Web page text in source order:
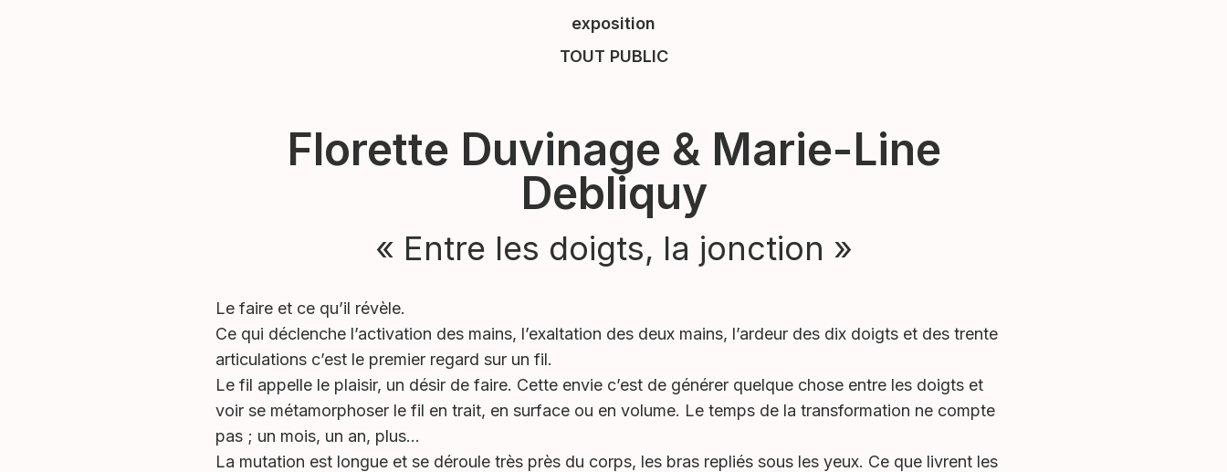
exposition
TOUT PUBLIC
Florette Duvinage & Marie-Line
Debliquy
« Entre les doigts, la jonction »
Le faire et ce qu’il révèle.
Ce qui déclenche l’activation des mains, l’exaltation des deux mains, l’ardeur des dix doigts et des trente
articulations c’est le premier regard sur un fil.
Le fil appelle le plaisir, un désir de faire. Cette envie c’est de générer quelque chose entre les doigts et
voir se métamorphoser le fil en trait, en surface ou en volume. Le temps de la transformation ne compte
pas ; un mois, un an, plus…
La mutation est longue et se déroule très près du corps, les bras repliés sous les yeux. Ce que livrent les